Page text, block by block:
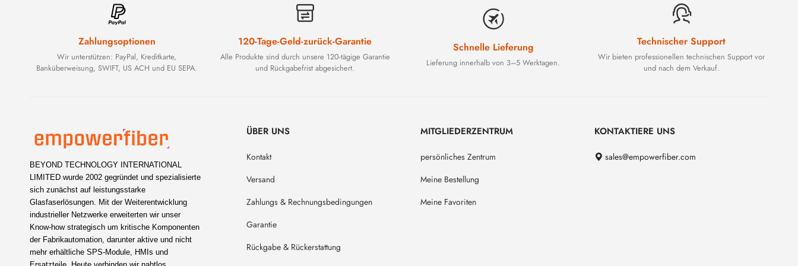
Zahlungsoptionen
Wir unterstützen: PayPal, Kreditkarte,
Banküberweisung, SWIFT, US ACH und EU SEPA.
120-Tage-Geld-zurück-Garantie
Alle Produkte sind durch unsere 120-tägige Garantie
und Rückgabefrist abgesichert.
Schnelle Lieferung
Lieferung innerhalb von 3–5 Werktagen.
Technischer Support
Wir bieten professionellen technischen Support vor
und nach dem Verkauf.
BEYOND TECHNOLOGY INTERNATIONAL
LIMITED wurde 2002 gegründet und spezialisierte
sich zunächst auf leistungsstarke
Glasfaserlösungen. Mit der Weiterentwicklung
industrieller Netzwerke erweiterten wir unser
Know-how strategisch um kritische Komponenten
der Fabrikautomation, darunter aktive und nicht
mehr erhältliche SPS-Module, HMIs und
ÜBER UNS
Kontakt
Versand
Zahlungs & Rechnungsbedingungen
Garantie
Rückgabe & Rückerstattung
MITGLIEDERZENTRUM
persönliches Zentrum
Meine Bestellung
Meine Favoriten
KONTAKTIERE UNS
sales@empowerfiber.com